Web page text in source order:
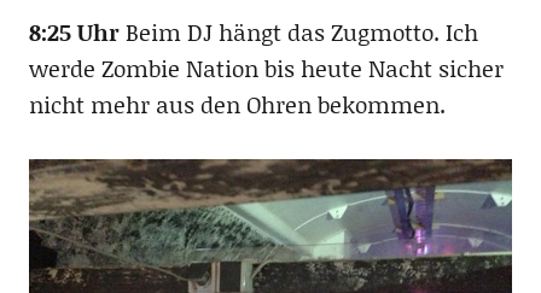
8:25 UhrBeim DJ hängt das Zugmotto. Ich
werde Zombie Nation bis heute Nacht sicher
nicht mehr aus den Ohren bekommen.